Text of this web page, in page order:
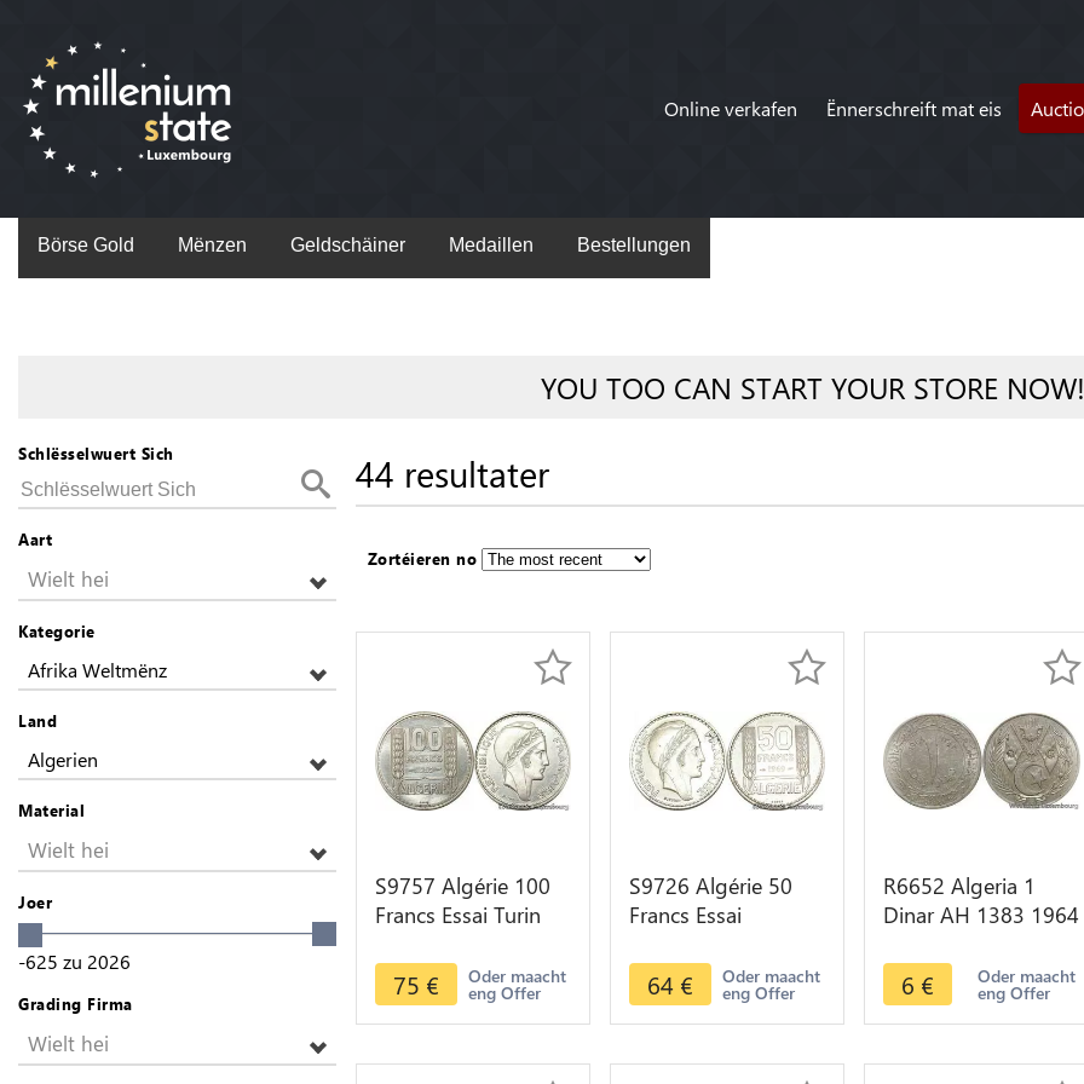
Online verkafen Ënnerschreift mat eis
Börse Gold Mënzen Geldschäiner Medaillen Bestellungen
YOU TOO CAN START YOUR STORE NOW!
Schlësselwuert Sich
Aart
Wielt hei
Kategorie
Afrika Weltmënz
Land
Algerien
Material
Wielt hei
Joer
-625 zu 2026
Grading Firma
Wielt hei
44 resultater
Zortéieren no
S9757 Algérie 100
Francs Essai Turin
-> Faire Offre
75 € Oder maacht
eng Offer
S9726 Algérie 50
Francs Essai
FDC -> Faire Offre
64 € Oder maacht
eng Offer
R6652 Algeria 1
Dinar AH 1383 1964
6 € Oder maacht
eng Offer